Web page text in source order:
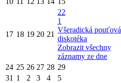
17 18 19 20 21
22
1
Všeradická pouťová
diskotéka
Zobrazit všechny
záznamy ze dne
24 25 26 27 28 29
31 1 2 3 4 5